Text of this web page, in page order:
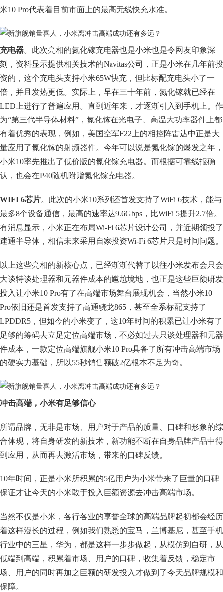
米10 Pro代表着目前市面上的最高无线快充水准。
充电器。此次亮相的氮化镓充电器也是小米也是令网友印象深
刻，资料显示提供相关技术的Navitas公司，正是小米在几年前投
资的，这个充电头支持小米65W快充，但比标配充电头小了一
倍，并且发热更低。实际上，早在三十年前，氮化镓就已经在
LED上进行了普遍应用。直到近年来，才逐渐引入到手机上。作
为“第三代半导体材料”，氮化镓在光电子、高温大功率器件上都
有着优秀的表现，例如，美国空军F22上的相控阵雷达中正是大
量应用了氮化镓的射频器件。今年可以说是氮化镓的爆发之年，
小米10率先推出了低价版的氮化镓充电器。而根据可靠线报确
认，也会在P40随机附赠氮化镓充电器。
WIFI 6芯片。此次的小米10系列还首发支持了WiFi 6技术，能与
最多8个设备通信，最高的速率达9.6Gbps，比WiFi 5提升2.7倍。
有消息显示，小米正在布局Wi-Fi 6芯片设计公司，并近期领投了
速通半导体，相信未来采用自家投资Wi-Fi 6芯片只是时间问题。
以上这些亮相的新核心点，已经渐渐代替了以往小米发布会只会
大谈特谈处理器和元器件成本的尴尬境地，也正是这些巨额研发
投入让小米10 Pro有了在高端市场舞台展现机会，当然小米10
Pro依旧还是首发支持了高通骁龙865，甚至全系标配支持了
LPDDR5，但如今的小米变了，这10年时间的积累已让小米有了
足够的筹码去立足定位高端市场，不必如过去只谈处理器和元器
件成本，一款定位高端旗舰小米10 Pro具备了所有冲击高端市场
的硬实力基础，所以55秒销售额破2亿根本不足为奇。
冲击高端，小米有足够信心
所谓品牌，无非是市场、用户对于产品的质量、口碑和形象的综
合体现，将自身研发的新技术，新功能不断在自身品牌产品中得
到应用，从而再去激活市场，带来的口碑反馈。
10年时间，正是小米所积累的5亿用户为小米带来了巨量的口碑
保证才让今天的小米敢于投入巨额资源去冲击高端市场。
当然不仅是小米，各行各业的享誉全球的高端品牌起初都会经历
着这样漫长的过程，例如我们熟悉的宝马，兰博基尼，甚至手机
行业中的三星，华为，都是这样一步步做起，从模仿到自研，从
低端到高端，积累着市场、用户的口碑，收集着反馈，稳定市
场、用户的同时再加之巨额的研发投入才做到了今天品牌规模和
保障。